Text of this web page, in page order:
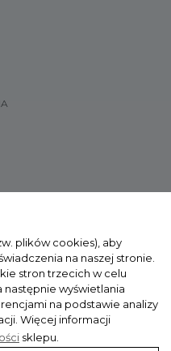
plików cookies), aby
na naszej stronie.
stron trzecich w celu
następnie wyświetlania
na podstawie analizy
Więcej informacji
sklepu.